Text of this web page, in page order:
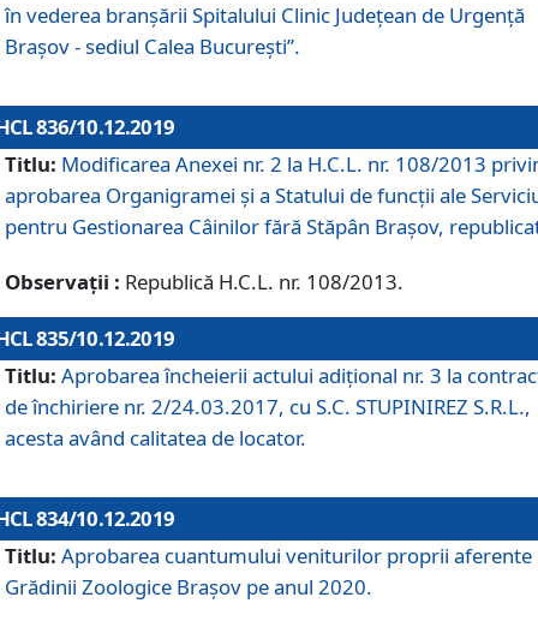
în vederea branșării Spitalului Clinic Județean de Urgență
Brașov - sediul Calea București”.
836/10.12.2019
Titlu: Modificarea Anexei nr. 2 la H.C.L. nr. 108/2013
aprobarea Organigramei şi a Statului de funcții ale
pentru Gestionarea Câinilor fără Stăpân Brașov,
Observații : Republică H.C.L. nr. 108/2013.
835/10.12.2019
Titlu: Aprobarea încheierii actului adițional nr. 3 la
de închiriere nr. 2/24.03.2017, cu S.C. STUPINIREZ S.R.L.,
acesta având calitatea de locator.
834/10.12.2019
Titlu: Aprobarea cuantumului veniturilor proprii aferente
Grădinii Zoologice Braşov pe anul 2020.